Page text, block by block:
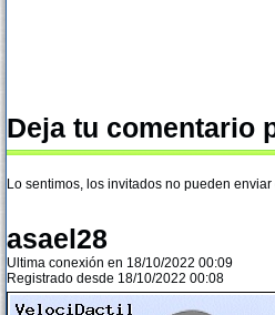
Deja tu comentario
Lo sentimos, los invitados no pueden enviar
asael28
Ultima conexión en 18/10/2022 00:09
Registrado desde 18/10/2022 00:08